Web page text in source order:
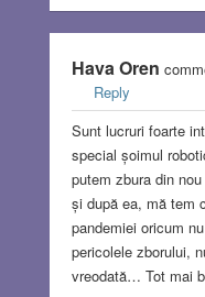
Hava Oren
Reply
Sunt lucruri foarte
special șoimul
putem zbura din
și după ea, mă tem
pandemiei oricum
pericolele zborului,
vreodată… Tot mai